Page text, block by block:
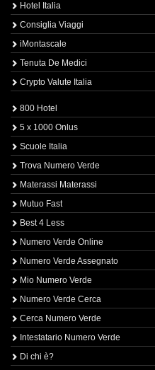
Hotel Italia
Consiglia Viaggi
iMontascale
Tenuta De Medici
Crypto Valute Italia
800 Hotel
5 x 1000 Onlus
Scuole Italia
Trova Numero Verde
Materassi Materassi
Mutuo Fast
Best 4 Less
Numero Verde Online
Numero Verde Assegnato
Mio Numero Verde
Numero Verde Cerca
Cerca Numero Verde
Intestatario Numero Verde
Di chi è?